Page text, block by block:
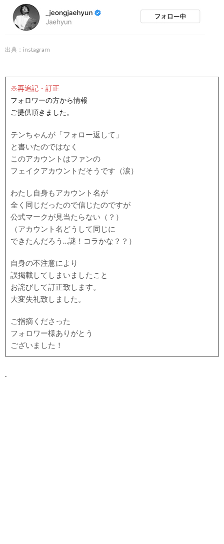
出典：instagram
※再追記・訂正
フォロワーの方から情報
ご提供頂きました。
テンちゃんが「フォロー返して」
と書いたのではなく
このアカウントはファンの
フェイクアカウントだそうです（涙）
わたし自身もアカウント名が
全く同じだったので信じたのですが
公式マークが見当たらない（？）
（アカウント名どうして同じに
できたんだろう…謎！コラかな？？）
自身の不注意により
誤掲載してしまいましたこと
お詫びして訂正致します。
大変失礼致しました。
ご指摘くださった
フォロワー様ありがとう
ございました！